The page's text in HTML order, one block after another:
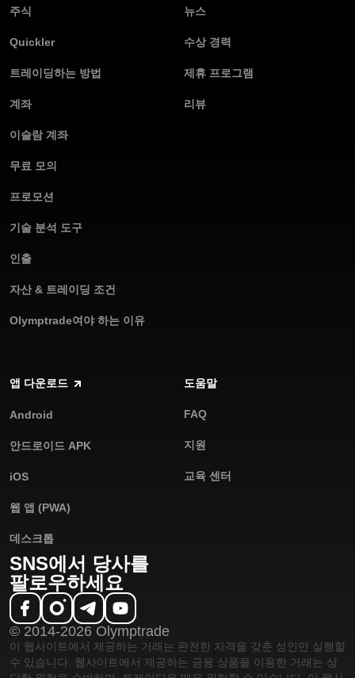
주식
Quickler
트레이딩하는 방법
계좌
이슬람 계좌
무료 모의
프로모션
기술 분석 도구
인출
자산 & 트레이딩 조건
Olymptrade여야 하는 이유
뉴스
수상 경력
제휴 프로그램
리뷰
앱 다운로드
Android
안드로이드 APK
iOS
웹 앱 (PWA)
데스크톱
도움말
FAQ
지원
교육 센터
SNS에서 당사를
팔로우하세요
© 2014-2026 Olymptrade
이 웹사이트에서 제공하는 거래는 완전한 자격을 갖춘 성인만 실행할
수 있습니다. 웹사이트에서 제공하는 금융 상품을 이용한 거래는 상